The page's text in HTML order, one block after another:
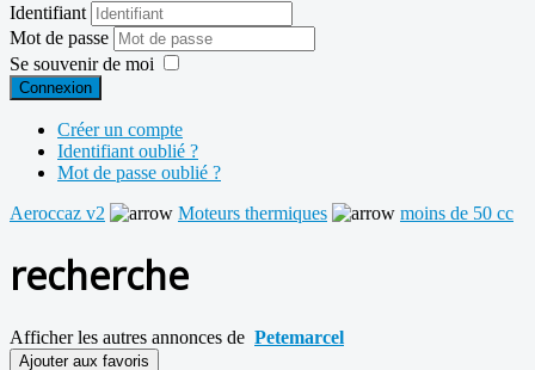
Identifiant
Mot de passe
Se souvenir de moi
Connexion
Créer un compte
Identifiant oublié ?
Mot de passe oublié ?
Aeroccaz v2
Moteurs thermiques moins de 50 cc
recherche
Afficher les autres annonces de Petemarcel
Ajouter aux favoris